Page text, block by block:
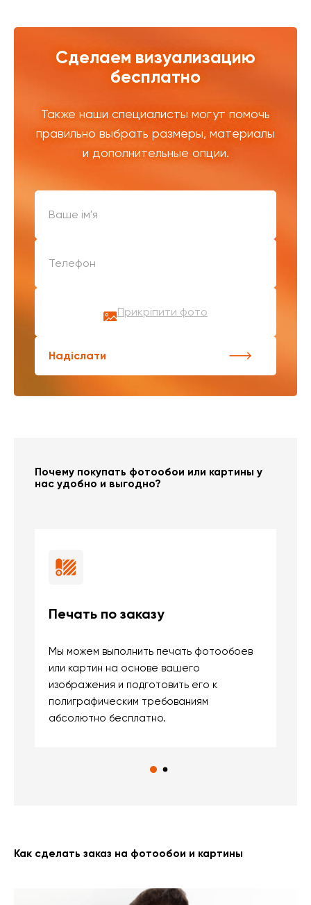
Сделаем визуализацию
бесплатно
Также наши специалисты могут помочь
правильно выбрать размеры, материалы
и дополнительные опции.
Прикріпити фото
Надіслати
Почему покупать фотообои или картины у
нас удобно и выгодно?
Печать по заказу
Мы можем выполнить печать фотообоев
или картин на основе вашего
изображения и подготовить его к
полиграфическим требованиям
абсолютно бесплатно.
Как сделать заказ на фотообои и картины